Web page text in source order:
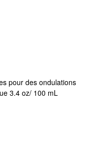
pour des ondulations
3.4 oz/ 100 mL